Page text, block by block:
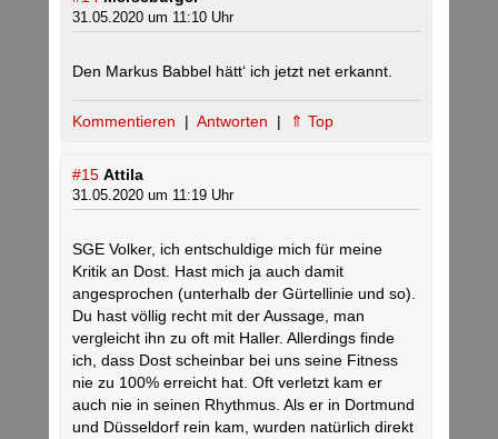
31.05.2020 um 11:10 Uhr
Den Markus Babbel hätt‘ ich jetzt net erkannt.
Kommentieren | Antworten | ⇑ Top
#15 Attila
31.05.2020 um 11:19 Uhr
SGE Volker, ich entschuldige mich für meine
Kritik an Dost. Hast mich ja auch damit
angesprochen (unterhalb der Gürtellinie und so).
Du hast völlig recht mit der Aussage, man
vergleicht ihn zu oft mit Haller. Allerdings finde
ich, dass Dost scheinbar bei uns seine Fitness
nie zu 100% erreicht hat. Oft verletzt kam er
auch nie in seinen Rhythmus. Als er in Dortmund
und Düsseldorf rein kam, wurden natürlich direkt